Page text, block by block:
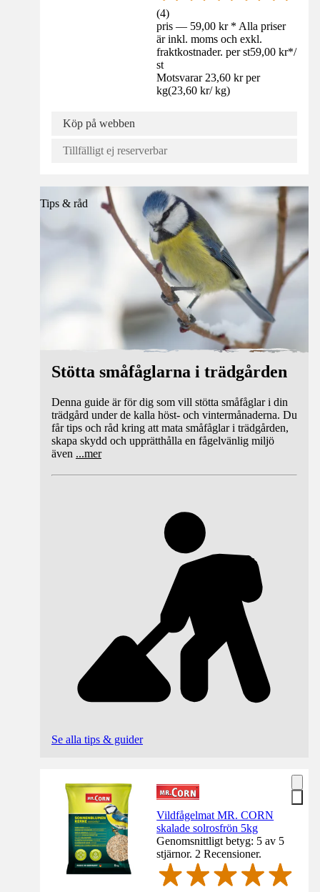
(4)
pris — 59,00 kr * Alla priser
är inkl. moms och exkl.
fraktkostnader. per st59,00 kr*/
st
Motsvarar 23,60 kr per
kg(23,60 kr/ kg)
Köp på webben
Tillfälligt ej reserverbar
Tips & råd
Stötta småfåglarna i trädgården
Denna guide är för dig som vill stötta småfåglar i din
trädgård under de kalla höst- och vintermånaderna. Du
får tips och råd kring att mata småfåglar i trädgården,
skapa skydd och upprätthålla en fågelvänlig miljö
även ...mer
Se alla tips & guider
Vildfågelmat MR. CORN
skalade solrosfrön 5kg
Genomsnittligt betyg: 5 av 5
stjärnor. 2 Recensioner.